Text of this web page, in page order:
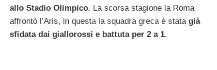
allo Stadio Olimpico. La scorsa stagione la Roma
affrontò l’Aris, in questa la squadra greca è statagià
sfidata dai giallorossi e battuta per 2 a 1.